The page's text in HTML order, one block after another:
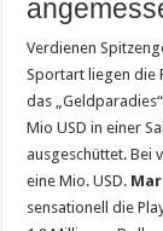
Verdienen
Sportart liegen die
das
Mio USD in einer
ausgeschüttet. Bei
eine Mio. USD.
sensationell die